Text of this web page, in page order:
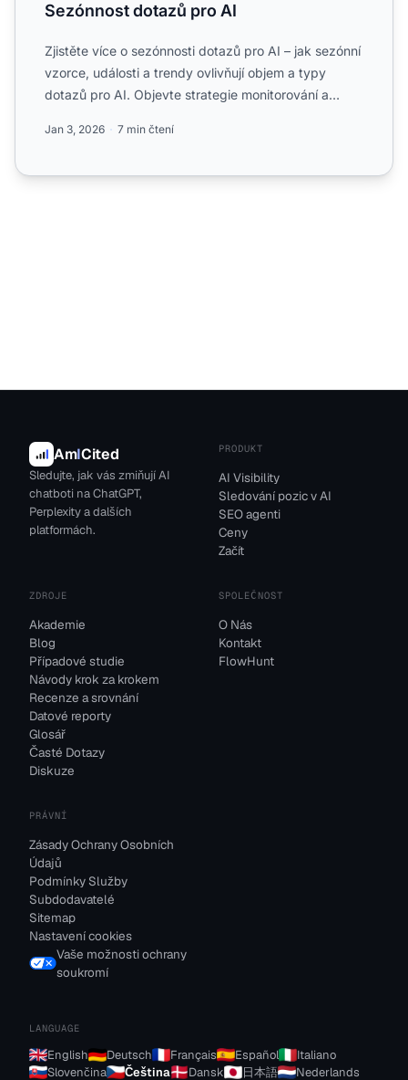
Sezónnost dotazů pro AI
Zjistěte více o sezónnosti dotazů pro AI – jak sezónní
vzorce, události a trendy ovlivňují objem a typy
dotazů pro AI. Objevte strategie monitorování a
Jan 3, 2026 7 min čtení
AmICited
Sledujte, jak vás zmiňují AI
chatboti na ChatGPT,
Perplexity a dalších
platformách.
PRODUKT
AI Visibility
Sledování pozic v AI
SEO agenti
Ceny
Začít
ZDROJE
Akademie
Blog
Případové studie
Návody krok za krokem
Recenze a srovnání
Datové reporty
Glosář
Časté Dotazy
Diskuze
SPOLEČNOST
O Nás
Kontakt
FlowHunt
PRÁVNÍ
Zásady Ochrany Osobních
Údajů
Podmínky Služby
Subdodavatelé
Sitemap
Nastavení cookies
Vaše možnosti ochrany
soukromí
LANGUAGE
English Deutsch Français Español
Italiano
Slovenčina
Čeština Dansk 日本語 Nederlands